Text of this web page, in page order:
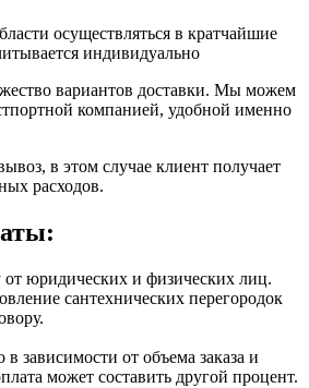
осуществляться в кратчайшие
индивидуально
вариантов доставки. Мы можем
компанией, удобной именно
в этом случае клиент получает
расходов.
юридических и физических лиц.
сантехнических перегородок
зависимости от объема заказа и
может составить другой процент.